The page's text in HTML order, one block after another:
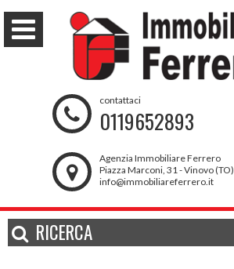
contattaci
0119652893
Agenzia Immobiliare Ferrero
Piazza Marconi, 31 - Vinovo (TO)
info@immobiliareferrero.it
RICERCA